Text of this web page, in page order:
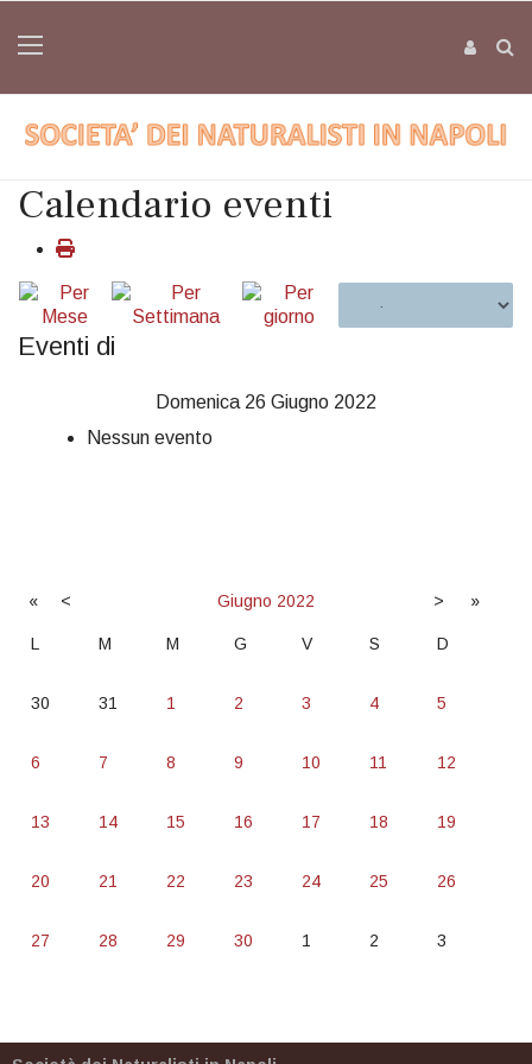
Calendario eventi
Eventi di
Domenica 26 Giugno 2022
Nessun evento
« < Giugno 2022 > »
L M M G V S D
30 31 1 2 3 4 5
6 7 8 9 10 11 12
13 14 15 16 17 18 19
20 21 22 23 24 25 26
27 28 29 30 1 2 3